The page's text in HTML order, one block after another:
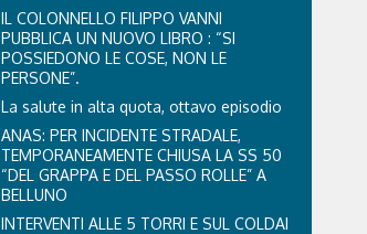
IL COLONNELLO FILIPPO VANNI
PUBBLICA UN NUOVO LIBRO : “SI
POSSIEDONO LE COSE, NON LE
PERSONE”.
La salute in alta quota, ottavo episodio
ANAS: PER INCIDENTE STRADALE,
TEMPORANEAMENTE CHIUSA LA SS 50
“DEL GRAPPA E DEL PASSO ROLLE” A
BELLUNO
INTERVENTI ALLE 5 TORRI E SUL COLDAI